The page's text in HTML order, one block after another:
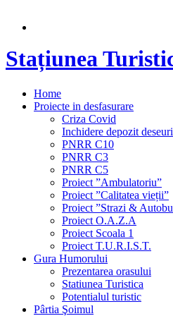
Stațiunea
Home
Proiecte in desfasurare
Criza Covid
Inchidere depozit deseuri
PNRR C10
PNRR C3
PNRR C5
Proiect ”Ambulatoriu”
Proiect ”Calitatea vieții”
Proiect ”Strazi &
Proiect O.A.Z.A
Proiect Scoala 1
Proiect T.U.R.I.S.T.
Gura Humorului
Prezentarea orasului
Statiunea Turistica
Potentialul turistic
Pârtia Şoimul